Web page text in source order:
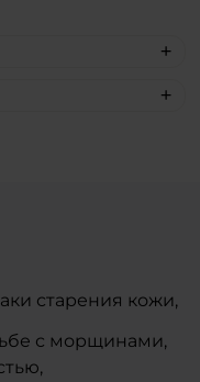
вера,
гранат,
старения кожи,
с морщинами,